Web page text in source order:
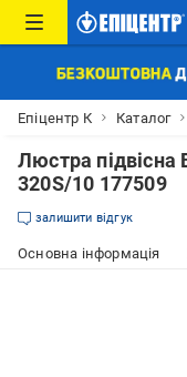
Епіцентр К Каталог
Люстра підвісна
320S/10 177509
залишити відгук
Основна інформація